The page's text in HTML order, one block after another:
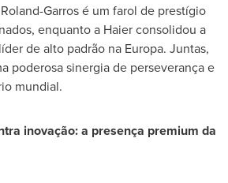
Garros é um farol de prestígio
enquanto a Haier consolidou a
de alto padrão na Europa. Juntas,
poderosa sinergia de perseverança e
mundial.
inovação: a presença premium da